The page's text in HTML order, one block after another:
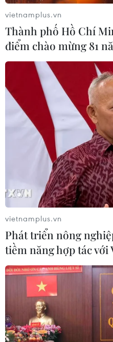
vietnamplus.vn
Thành phố Hồ Chí
điểm chào mừng 81
vietnamplus.vn
Phát triển nông
tiềm năng hợp tác với